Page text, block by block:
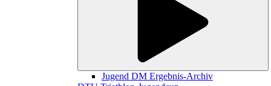
Jugend DM Ergebnis-Archiv